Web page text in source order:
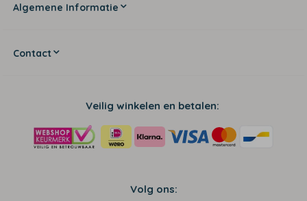
Algemene Informatie
Contact
Veilig winkelen en betalen:
Volg ons: